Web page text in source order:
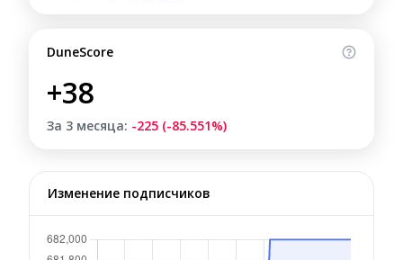
DuneScore
+38
За 3 месяца: -225 (-85.551%)
Изменение подписчиков